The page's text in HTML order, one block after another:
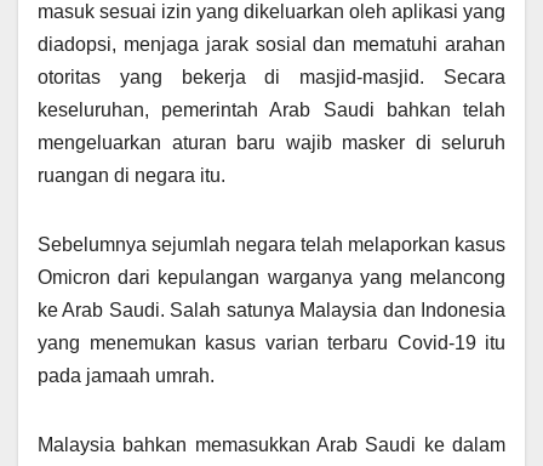
masuk sesuai izin yang dikeluarkan oleh aplikasi yang
diadopsi, menjaga jarak sosial dan mematuhi arahan
otoritas yang bekerja di masjid-masjid. Secara
keseluruhan, pemerintah Arab Saudi bahkan telah
mengeluarkan aturan baru wajib masker di seluruh
ruangan di negara itu.
Sebelumnya sejumlah negara telah melaporkan kasus
Omicron dari kepulangan warganya yang melancong
ke Arab Saudi. Salah satunya Malaysia dan Indonesia
yang menemukan kasus varian terbaru Covid-19 itu
pada jamaah umrah.
Malaysia bahkan memasukkan Arab Saudi ke dalam